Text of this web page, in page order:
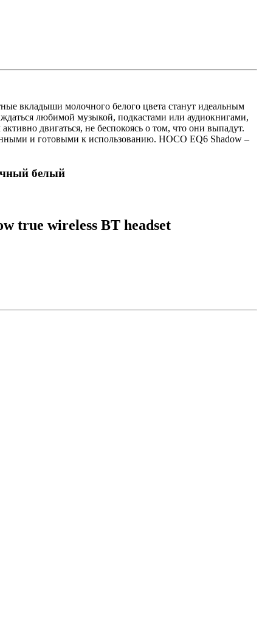
вкладыши молочного белого цвета станут идеальным
любимой музыкой, подкастами или аудиокнигами,
двигаться, не беспокоясь о том, что они выпадут.
и готовыми к использованию. HOCO EQ6 Shadow –
белый
true wireless BT headset